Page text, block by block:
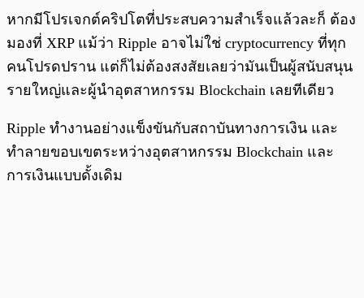
หากมีโปรเจกต์คริปโตที่ประสบความสำเร็จแล้วละก็ ต้อง
มองที่ XRP แม้ว่า Ripple อาจไม่ใช่ cryptocurrency ที่ทุก
คนโปรดปราน แต่ก็ไม่ต้องสงสัยเลยว่ามันเป็นผู้สนับสนุน
รายใหญ่และผู้นำอุตสาหกรรม Blockchain เลยทีเดียว
Ripple ทำงานอย่างแข็งขันกับสถาบันทางการเงิน และ
ทำลายขอบเขตระหว่างอุตสาหกรรม Blockchain และ
การเงินแบบดั้งเดิม